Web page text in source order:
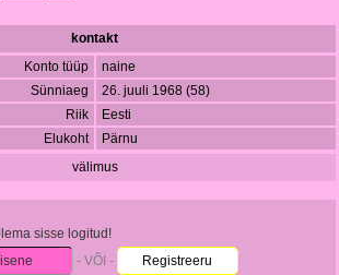
kontakt
Konto tüüp
naine
Sünniaeg
26. juuli 1968 (58)
Riik
Eesti
Elukoht
Pärnu
välimus
sisse logitud!
- VÕI - Registreeru